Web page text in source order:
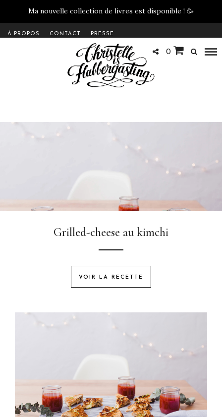
Ma nouvelle collection de livres est disponible ! 🥳
À PROPOS CONTACT PRESSE
0
Grilled-cheese au kimchi
VOIR LA RECETTE